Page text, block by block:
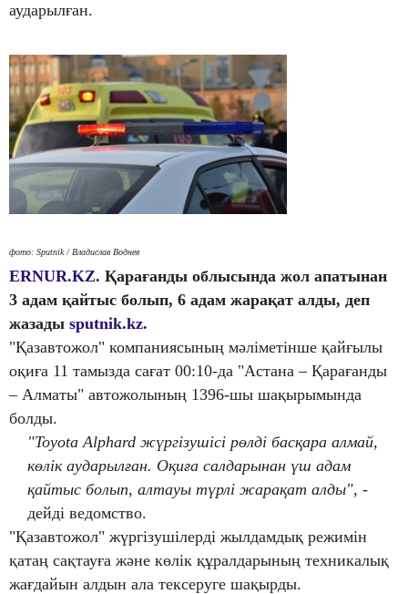
аударылған.
фото: Sputnik / Владислав Воднев
ERNUR.KZ. Қарағанды облысында жол апатынан
3 адам қайтыс болып, 6 адам жарақат алды, деп
жазады sputnik.kz.
"Қазавтожол" компаниясының мәліметінше қайғылы
оқиға 11 тамызда сағат 00:10-да "Астана – Қарағанды
– Алматы" автожолының 1396-шы шақырымында
болды.
"Toyota Alphard жүргізушісі рөлді басқара алмай,
көлік аударылған. Оқиға салдарынан үш адам
қайтыс болып, алтауы түрлі жарақат алды", -
дейді ведомство.
"Қазавтожол" жүргізушілерді жылдамдық режимін
қатаң сақтауға және көлік құралдарының техникалық
жағдайын алдын ала тексеруге шақырды.